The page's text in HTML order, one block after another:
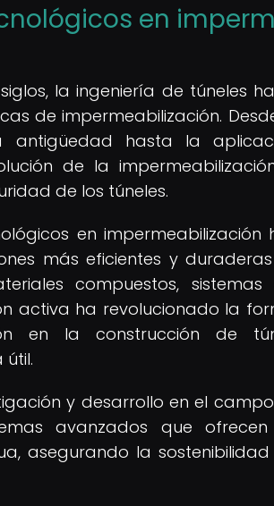
en
la ingeniería de túneles
de impermeabilización.
hasta la
de la
de los túneles.
en
más eficientes y
compuestos,
activa ha revolucionado la
en la construcción de
útil.
y desarrollo en el
avanzados que
asegurando la